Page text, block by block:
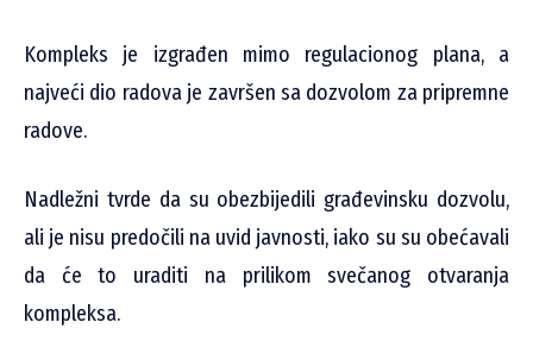
Kompleks je izgrađen mimo regulacionog plana, a
najveći dio radova je završen sa dozvolom za pripremne
radove.
Nadležni tvrde da su obezbijedili građevinsku dozvolu,
ali je nisu predočili na uvid javnosti, iako su su obećavali
da će to uraditi na prilikom svečanog otvaranja
kompleksa.